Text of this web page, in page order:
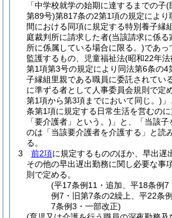
「中学校就学の始期に達するまでの子(
第89号)第817条の2第1項の規定により
間における同項に規定する特別養子縁
庭裁判所に請求した者(当該請求に係る
所に係属している場合に限る。)であっ
監護するもの、児童福祉法(昭和22年
第1項第3号の規定により同法第6条の4
子縁組里親である職員に委託されてい
に準ずる者として人事委員会規則で定
第1項から第3項までにおいて同じ。)
条第1項に規定する日常生活を営むの
「要介護者」という。) 」と、「当該
のは「当該要介護者を介護する」と読
る。
3
前2項に規定するもののほか、早出遅
その他の早出遅出勤務に関し必要な事
則で定める。
(平17条例11・追加、平18条例7
例7・旧第7条の2繰上、平22条
7条例3・一部改正)